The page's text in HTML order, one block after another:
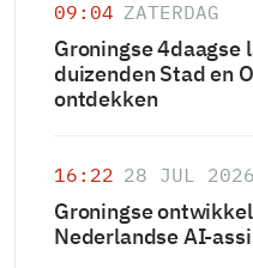
09:04 ZATERDAG
Groningse 4daagse
duizenden Stad en
ontdekken
16:22 28 JUL 2026
Groningse
Nederlandse AI-